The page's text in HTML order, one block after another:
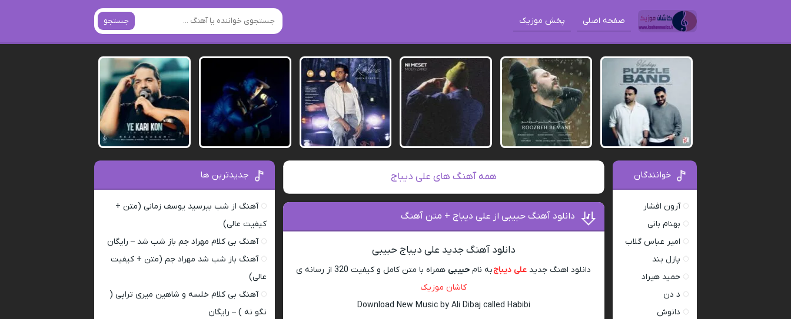
صفحه اصلی پخش موزیک جستجو
همه آهنگ های علی دیباج
دانلود آهنگ حبیبی از علی دیباج + متن آهنگ
دانلود آهنگ جدید علی دیباج حبیبی
دانلود اهنگ جدید علی دیباجبه نام حبیبی همراه با متن کامل و کیفیت 320 از رسانه ی
کاشان موزیک
Download New Music by Ali Dibaj called Habibi
خوانندگان
آرون افشار
بهنام بانی
امیر عباس گلاب
پازل بند
حمید هیراد
د دن
دانوش
جدیدترین ها
آهنگ از شب بپرسید یوسف زمانی (متن +
کیفیت عالی)
آهنگ بی کلام مهراد جم باز شب شد – رایگان
آهنگ باز شب شد مهراد جم (متن + کیفیت
عالی)
آهنگ بی کلام خلسه و شاهین میری تراپی (
نگو نه ) – رایگان